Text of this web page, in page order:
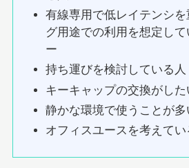
有線専用で低レイテンシ
グ用途での利用を想定し
ー
持ち運びを検討している人
キーキャップの交換がした
静かな環境で使うことが多
オフィスユースを考えてい